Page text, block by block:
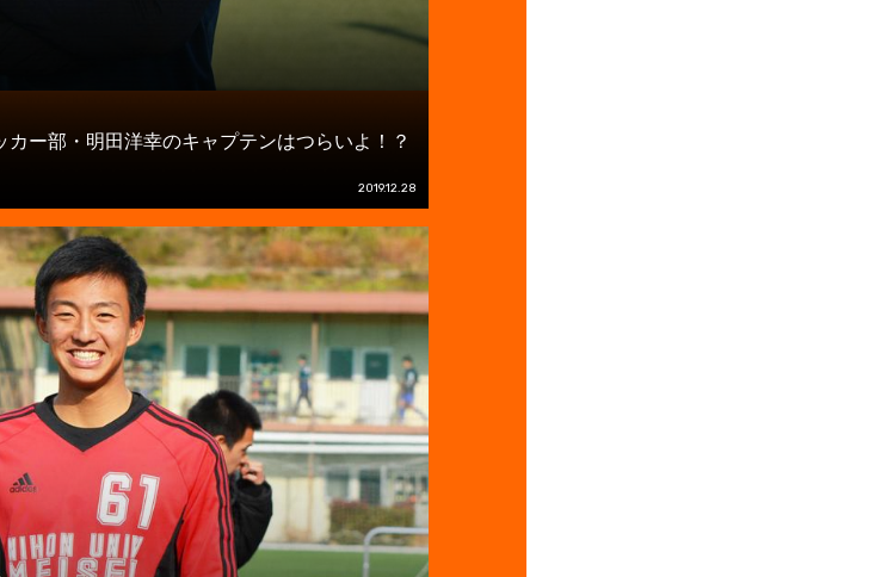
ー部・明田洋幸のキャプテンはつらいよ！？
2019.12.28